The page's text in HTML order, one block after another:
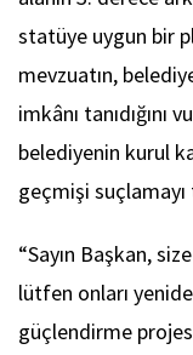
statüye uygun bir
mevzuatın,
imkânı tanıdığını
belediyenin kurul
geçmişi
“Sayın Başkan,
lütfen onları
güçlendirme